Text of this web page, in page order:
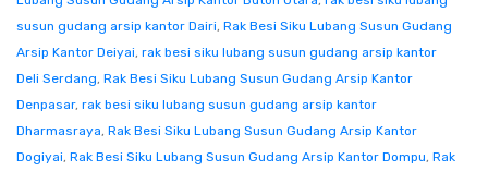
susun gudang arsip kantor Dairi, Rak Besi Siku Lubang Susun Gudang
Arsip Kantor Deiyai, rak besi siku lubang susun gudang arsip kantor
Deli Serdang, Rak Besi Siku Lubang Susun Gudang Arsip Kantor
Denpasar, rak besi siku lubang susun gudang arsip kantor
Dharmasraya, Rak Besi Siku Lubang Susun Gudang Arsip Kantor
Dogiyai, Rak Besi Siku Lubang Susun Gudang Arsip Kantor Dompu, Rak